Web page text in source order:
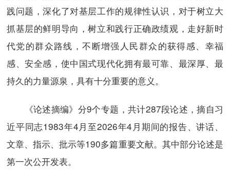
践问题，深化了对基层工作的规律性认识，对于树立大
抓基层的鲜明导向，树立和践行正确政绩观，走好新时
代党的群众路线，不断增强人民群众的获得感、幸福
感、安全感，使中国式现代化拥有最可靠、最深厚、最
持久的力量源泉，具有十分重要的意义。
《论述摘编》分9个专题，共计287段论述，摘自习
近平同志1983年4月至2026年4月期间的报告、讲话、
文章、指示、批示等190多篇重要文献。其中部分论述是
第一次公开发表。